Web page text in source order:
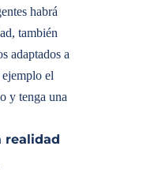
habrá
también
adaptados a
el
y tenga una
realidad